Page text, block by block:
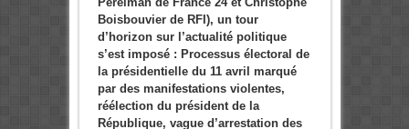
Boisbouvier de RFI), un tour
d’horizon sur l’actualité politique
s’est imposé : Processus électoral de
la présidentielle du 11 avril marqué
par des manifestations violentes,
réélection du président de la
République, vague d’arrestation des